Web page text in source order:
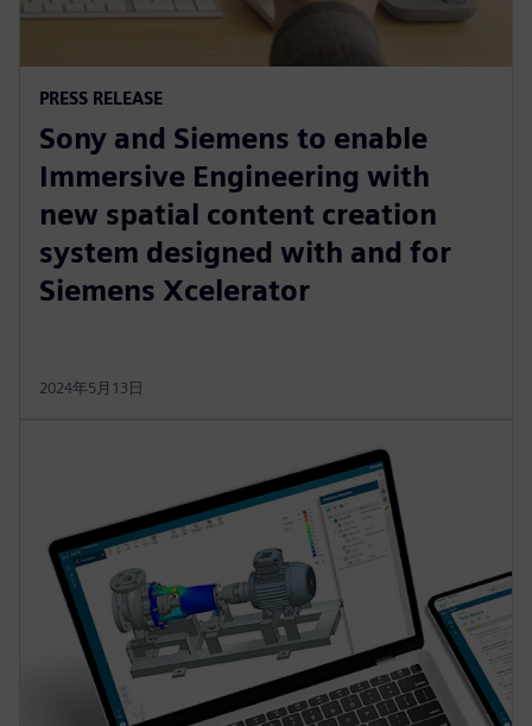
PRESS RELEASE
Sony and Siemens to enable
Immersive Engineering with
new spatial content creation
system designed with and for
Siemens Xcelerator
2024年5月13日